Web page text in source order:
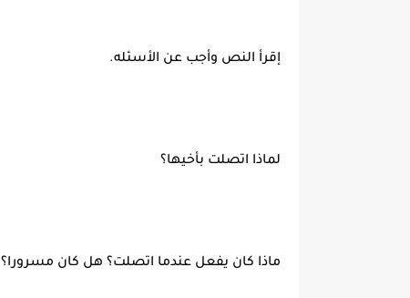
إقرأ النص وأجب عن الأسئله.
لماذا اتصلت بأخيها؟
ماذا كان يفعل عندما اتصلت؟ هل كان مسرورا؟